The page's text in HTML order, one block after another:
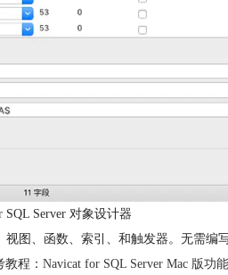
SQL Server 对象设计器
图、函数、索引、和触发器。无需编
教程：Navicat for SQL Server Mac 版功